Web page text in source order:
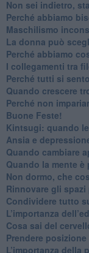
​Non sei indietro,
​Perché abbiamo
​Maschilismo
​La donna può
​Perché abbiamo
​I collegamenti tra
​Perché tutti si
​Quando crescere
​Perché non
​Buone Feste!
​Kintsugi: quando
Ansia e
Quando cambiare
​Quando la mente
Non dormo, che
​Rinnovare gli
​Condividere tutto
​L’importanza
​Cosa sai del
Prendere
L’importanza della